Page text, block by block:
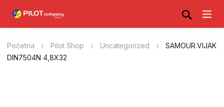
Početna Pilot Shop Uncategorized
SAMOUR.VIJAK
DIN7504N 4,8X32